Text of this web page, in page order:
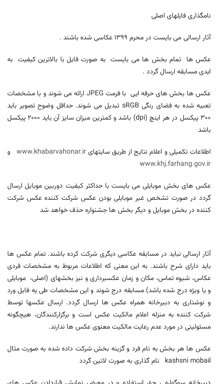
نامگذاری فایل­های اصلی
آثار ارسالی می بایست در محرم 1399 عکاسی شده باشند .
عکس ها تمام بخش ها می بایست به صورت فایل با بالاترین کیفیت به
ایدی مسابقه ارسال گردد .
عکس ها بخش های حرفه ایی با فرمت JPEG ارائه می شوند و با مشخصات
تعبیه شده به فضای رنگی sRGB تبدیل می شوند. حداقل وضوح تصویر باید
۳۰۰ پیکسل در هر اینچ (dpi) باشد و کمترین میزان سایز آن باید ۲۰۰۰ پیکسل
باشد
اطلاعات تکمیلی و اعلام نتایج از طریق سایتهایwww.khabarvahonar.ir و
www.khj.farhang.gov.ir
عکس های بخش موبایلی می بایست با حداکثر کیفیت دوربین موبایل ارسال
گردد در صورت تشخص غیر موبایلی بودن عکس شرکت کننده عکس شرکت
کننده در بخش موبایل و دیگر بخش ها جشنواره حذف خواهد شد
آثار ارسالی نباید در مسابقه عکاسی دیگری شرکت کرده باشند. تمام عکس ها
باید دارای شرح باشند. به این معنی که اطلاعات مربوط به مشخصات فردی
عکاس، شیوه تماس، مکان و زمان عکسبرداری و نیز بخش­های (اصلی، موبایلی
و یا ویژه درج شده باشد) مسابقه درج شوند و این مشخصات طی یه فایل ورد
و نوشتاری به دبیرخانه همراه عکس ها ارسال گردد. ارسال عکس­ها توسط
شرکت کننده به منزله اعلام مالکیت عکس است و برگزارکنندگان، هیچگونه
مسئولیتی در مورد عدم رعایت مالکیت معنوی عکس ها ندارند.
عکس ها هر بخش به نام فرد و گزینه بخش شرکت داده شده به صورت مثال
kashsni mobail نام گذاری به صورت لاتین گردد